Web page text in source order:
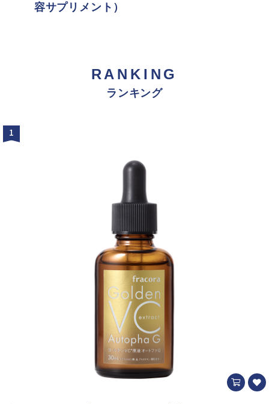
容サプリメント）
RANKING
ランキング
1